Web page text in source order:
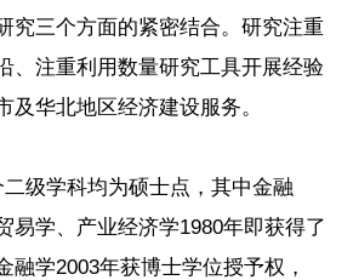
究三个方面的紧密结合。研究注重
、注重利用数量研究工具开展经验
及华北地区经济建设服务。
学科均为硕士点，其中金融
易学、产业经济学1980年即获得了
融学2003年获博士学位授予权，